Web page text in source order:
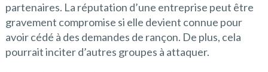
partenaires. La réputation d’une entreprise peut être
gravement compromise si elle devient connue pour
avoir cédé à des demandes de rançon. De plus, cela
pourrait inciter d’autres groupes à attaquer.